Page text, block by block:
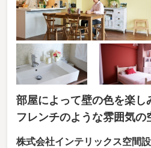
部屋によって壁の色を楽し
フレンチのような雰囲気の
株式会社インテリックス空間